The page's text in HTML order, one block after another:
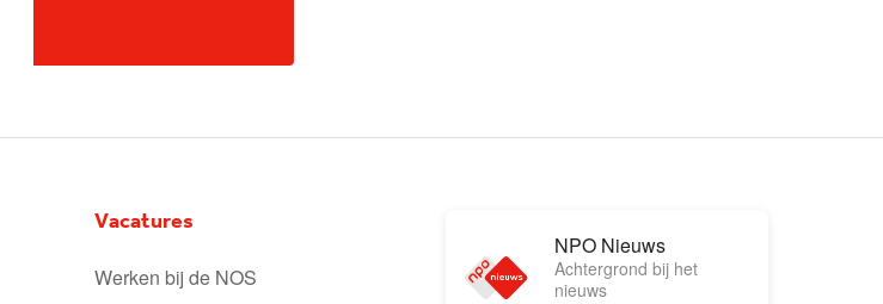
Vacatures
Werken bij de NOS
NPO Nieuws
Achtergrond bij het
nieuws